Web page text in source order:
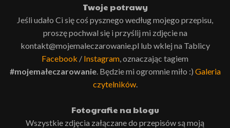
Twoje potrawy
Jeśli udało Ci się coś pysznego według mojego przepisu,
proszę pochwal się i przyślij mi zdjęcie na
kontakt@mojemaleczarowanie.pl lub wklej na Tablicy
Facebook / Instagram , oznaczając tagiem
#mojemałeczarowanie. Będzie mi ogromnie miło :) Galeria
czytelników.
Fotografie na blogu
Wszystkie zdjęcia załączane do przepisów są moją